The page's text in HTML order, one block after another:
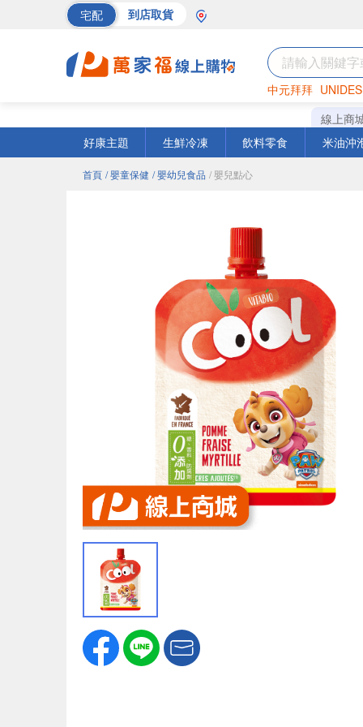
宅配 到店取貨
中元拜拜
巧克力 罐頭
線上商
好康主題
生鮮冷凍 飲料零食 米油沖
首頁 / 嬰童保健 / 嬰幼兒食品 / 嬰兒點心